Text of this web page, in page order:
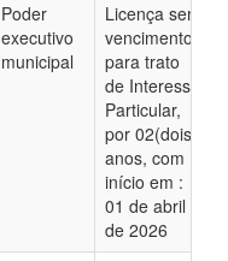
Poder
executivo
municipal
Licença sem
vencimentos
para trato
de Interesse
Particular,
por 02(dois)
anos, com
início em :
01 de abril
de 2026